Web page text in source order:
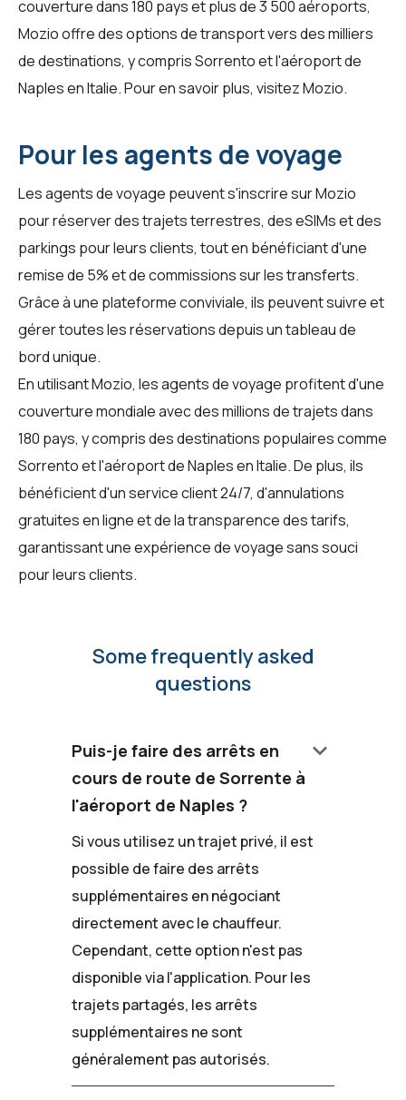
couverture dans 180 pays et plus de 3 500 aéroports,
Mozio offre des options de transport vers des milliers
de destinations, y compris Sorrento et l'aéroport de
Naples en Italie. Pour en savoir plus, visitezMozio.
Pour les agents de voyage
Lesagents de voyage peuvent s'inscrire sur Mozio
pour réserver des trajets terrestres, des eSIMs et des
parkings pour leurs clients, tout en bénéficiant d'une
remise de 5% et de commissions sur les transferts.
Grâce à une plateforme conviviale, ils peuvent suivre et
gérer toutes les réservations depuis un tableau de
bord unique.
En utilisant Mozio, les agents de voyage profitent d'une
couverture mondiale avec des millions de trajets dans
180 pays, y compris des destinations populaires comme
Sorrento et l'aéroport de Naples en Italie. De plus, ils
bénéficient d'un service client 24/7, d'annulations
gratuites en ligne et de la transparence des tarifs,
garantissant une expérience de voyage sans souci
pour leurs clients.
Some frequently asked
questions
Puis-je faire des arrêts en
cours de route de Sorrente à
l'aéroport de Naples ?
keyboard_arrow_down
Si vous utilisez un trajet privé, il est
possible de faire des arrêts
supplémentaires en négociant
directement avec le chauffeur.
Cependant, cette option n'est pas
disponible via l'application. Pour les
trajets partagés, les arrêts
supplémentaires ne sont
généralement pas autorisés.